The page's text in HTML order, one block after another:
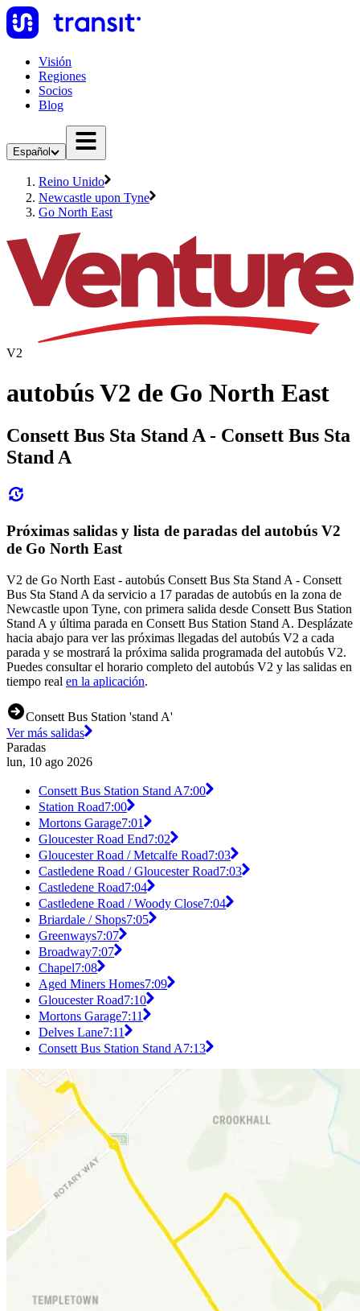
Visión
Regiones
Socios
Blog
Español
Reino Unido
Newcastle upon Tyne
Go North East
V2
autobús V2 de Go North East
Consett Bus Sta Stand A - Consett Bus Sta
Stand A
Próximas salidas y lista de paradas del autobús V2
de Go North East
V2 de Go North East - autobús Consett Bus Sta Stand A - Consett
Bus Sta Stand A da servicio a 17 paradas de autobús en la zona de
Newcastle upon Tyne, con primera salida desde Consett Bus Station
Stand A y última parada en Consett Bus Station Stand A. Desplázate
hacia abajo para ver las próximas llegadas del autobús V2 a cada
parada y se mostrará la próxima salida programada del autobús V2.
Puedes consultar el horario completo del autobús V2 y las salidas en
tiempo real en la aplicación.
Consett Bus Station 'stand A'
Ver más salidas
Paradas
lun, 10 ago 2026
Consett Bus Station Stand A7:00
Station Road7:00
Mortons Garage7:01
Gloucester Road End7:02
Gloucester Road / Metcalfe Road7:03
Castledene Road / Gloucester Road7:03
Castledene Road7:04
Castledene Road / Woody Close7:04
Briardale / Shops7:05
Greenways7:07
Broadway7:07
Chapel7:08
Aged Miners Homes7:09
Gloucester Road7:10
Mortons Garage7:11
Delves Lane7:11
Consett Bus Station Stand A7:13